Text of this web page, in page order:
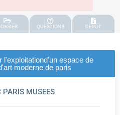
QUESTIONS DEPOT
espace de
moderne de paris
PARIS MUSEES